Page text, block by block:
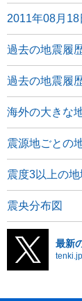
2011年08月18
過去の地震履
過去の地震履
海外の大きな
震源地ごとの
震度3以上の
震央分布図
最新